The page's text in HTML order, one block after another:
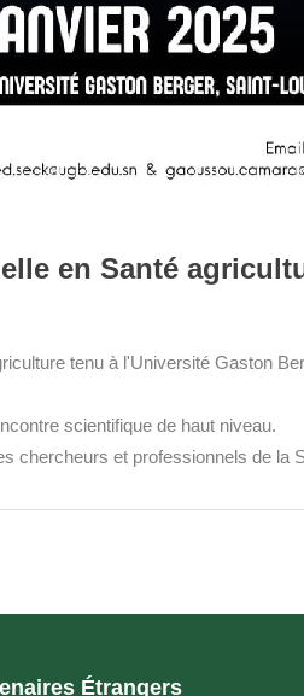
en Santé
tenu à l'Université Gaston
scientifique de haut niveau.
chercheurs et professionnels de la
Étrangers